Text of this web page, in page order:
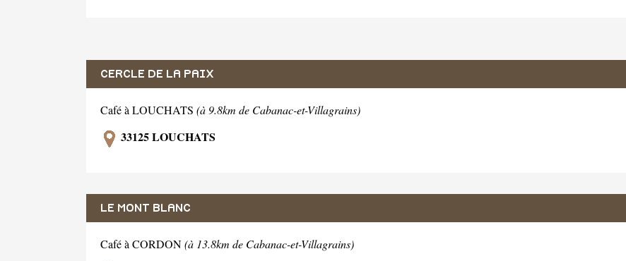
CERCLE DE LA PAIX
Café à LOUCHATS (à 9.8km de Cabanac-et-Villagrains)
33125 LOUCHATS
LE MONT BLANC
Café à CORDON(à 13.8km de Cabanac-et-Villagrains)